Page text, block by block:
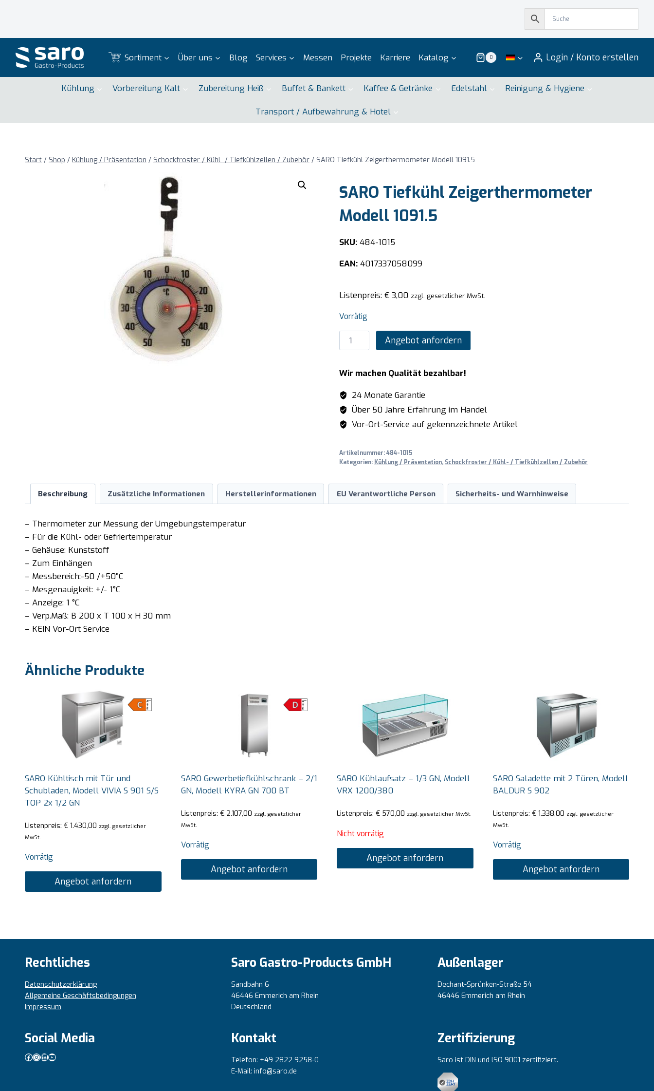
Sortiment Über uns Blog Services Messen Projekte Karriere Katalog 0 Login / Konto erstellen
Kühlung Vorbereitung Kalt Zubereitung Heiß Buffet & Bankett Kaffee & Getränke Edelstahl Reinigung & Hygiene
Transport / Aufbewahrung & Hotel
Start / Shop / Kühlung / Präsentation / Schockfroster / Kühl- / Tiefkühlzellen / Zubehör / SARO Tiefkühl Zeigerthermometer Modell 1091.5
SARO Tiefkühl Zeigerthermometer
Modell 1091.5
SKU:484-1015
EAN:4017337058099
Listenpreis: €3,00 zzgl. gesetzlicher MwSt.
Vorrätig
SARO
Tiefkühl
Modell
1091.5
Menge
Angebot anfordern
Wir machen Qualität bezahlbar!
24 Monate Garantie
Über 50 Jahre Erfahrung im Handel
Vor-Ort-Service auf gekennzeichnete Artikel
Artikelnummer:484-1015
Kategorien: Kühlung / Präsentation, Schockfroster / Kühl- / Tiefkühlzellen / Zubehör
Beschreibung Zusätzliche Informationen Herstellerinformationen EU Verantwortliche Person Sicherheits- und Warnhinweise
– Thermometer zur Messung der Umgebungstemperatur
– Für die Kühl- oder Gefriertemperatur
– Gehäuse: Kunststoff
– Zum Einhängen
– Messbereich:-50 /+50°C
– Mesgenauigkeit: +/- 1°C
– Anzeige: 1 °C
– Verp.Maß: B 200 x T 100 x H 30 mm
– KEIN Vor-Ort Service
Ähnliche Produkte
SARO Kühltisch mit Tür und
Schubladen, Modell VIVIA S 901 S/S
TOP 2x 1/2 GN
Listenpreis: € 1.430,00 zzgl. gesetzlicher
MwSt.
Vorrätig
Angebot anfordern
SARO Gewerbetiefkühlschrank – 2/1
GN, Modell KYRA GN 700 BT
Listenpreis: €2.107,00 zzgl. gesetzlicher
MwSt.
Vorrätig
Angebot anfordern
SARO Kühlaufsatz – 1/3 GN, Modell
VRX 1200/380
Listenpreis: € 570,00 zzgl. gesetzlicher MwSt.
Nicht vorrätig
Angebot anfordern
SARO Saladette mit 2 Türen, Modell
BALDUR S 902
Listenpreis: €1.338,00 zzgl. gesetzlicher
MwSt.
Vorrätig
Angebot anfordern
Rechtliches
Datenschutzerklärung
Allgemeine Geschäftsbedingungen
Impressum
Saro Gastro-Products GmbH
Sandbahn 6
46446 Emmerich am Rhein
Deutschland
Außenlager
Dechant-Sprünken-Straße 54
46446 Emmerich am Rhein
Social Media
Facebook
Instagram
LinkedIn
YouTube
Kontakt
Telefon: +49 2822 9258-0
E-Mail: info@saro.de
Zertifizierung
Saro ist DIN und lSO 9001 zertifiziert.